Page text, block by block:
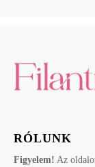
RÓLUNK
Figyelem! Az